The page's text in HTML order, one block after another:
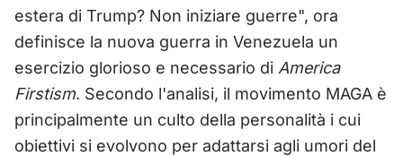
estera di Trump? Non iniziare guerre", ora
definisce la nuova guerra in Venezuela un
esercizio glorioso e necessario di America
Firstism. Secondo l'analisi, il movimento MAGA è
principalmente un culto della personalità i cui
obiettivi si evolvono per adattarsi agli umori del